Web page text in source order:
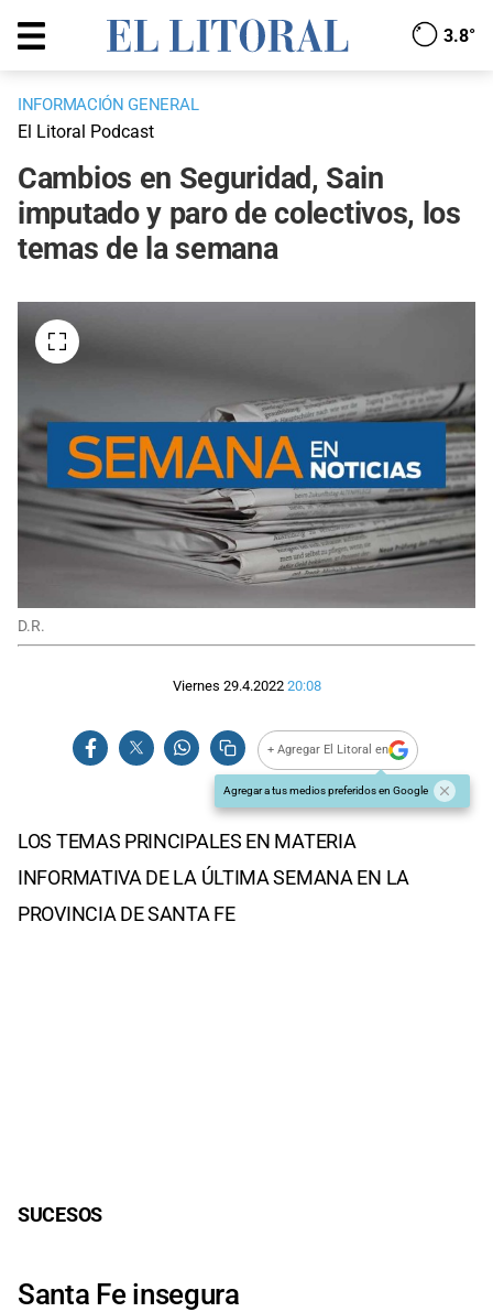
3.8°
INFORMACIÓN GENERAL
El Litoral Podcast
Cambios en Seguridad, Sain
imputado y paro de colectivos, los
temas de la semana
D.R.
Viernes 29.4.2022 20:08
+ Agregar El Litoral en
Agregar a tus medios preferidos en Google
LOS TEMAS PRINCIPALES EN MATERIA
INFORMATIVA DE LA ÚLTIMA SEMANA EN LA
PROVINCIA DE SANTA FE
SUCESOS
Santa Fe insegura